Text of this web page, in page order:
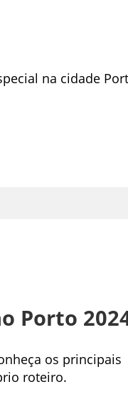
na cidade
Porto
os principais
roteiro.